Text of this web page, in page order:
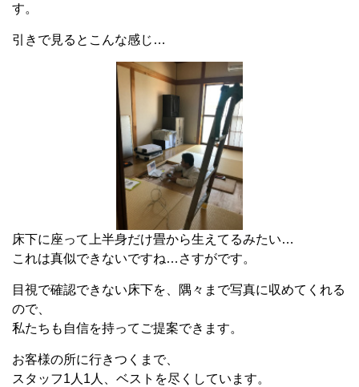
す。
引きで見るとこんな感じ…
床下に座って上半身だけ畳から生えてるみたい…
これは真似できないですね…さすがです。
目視で確認できない床下を、隅々まで写真に収めてくれる
ので、
私たちも自信を持ってご提案できます。
お客様の所に行きつくまで、
スタッフ1人1人、ベストを尽くしています。